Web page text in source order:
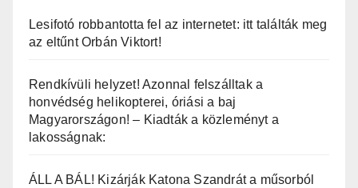
Lesifotó robbantotta fel az internetet: itt találták meg
az eltűnt Orbán Viktort!
Rendkívüli helyzet! Azonnal felszálltak a
honvédség helikopterei, óriási a baj
Magyarországon! – Kiadták a közleményt a
lakosságnak:
ÁLL A BÁL! Kizárják Katona Szandrát a műsorból